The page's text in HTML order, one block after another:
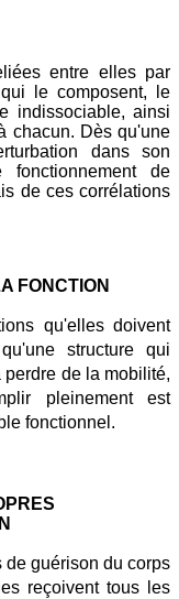
entre elles par
le composent, le
indissociable, ainsi
chacun. Dès qu'une
dans son
de
de ces corrélations
FONCTION
qu'elles doivent
structure qui
de la mobilité,
pleinement est
fonctionnel.
guérison du corps
reçoivent tous les